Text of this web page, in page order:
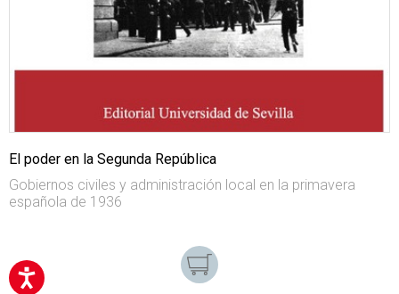
El poder en la Segunda República
Gobiernos civiles y administración local en la primavera
española de 1936